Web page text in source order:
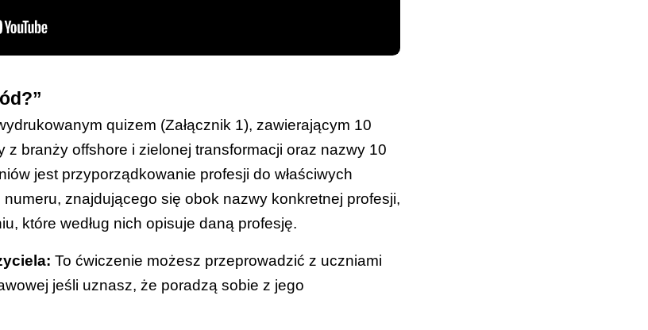
quizem (Załącznik 1), zawierającym 10
z branży offshore i zielonej transformacji oraz nazwy 10
jest przyporządkowanie profesji do właściwych
znajdującego się obok nazwy konkretnej profesji,
które według nich opisuje daną profesję.
To ćwiczenie możesz przeprowadzić z uczniami
jeśli uznasz, że poradzą sobie z jego